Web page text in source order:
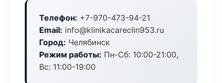
Телефон: +7-970-473-94-21
Email: info@klinikacareclin953.ru
Город: Челябинск
Режим работы: Пн-Сб: 10:00-21:00,
Вс: 11:00-19:00